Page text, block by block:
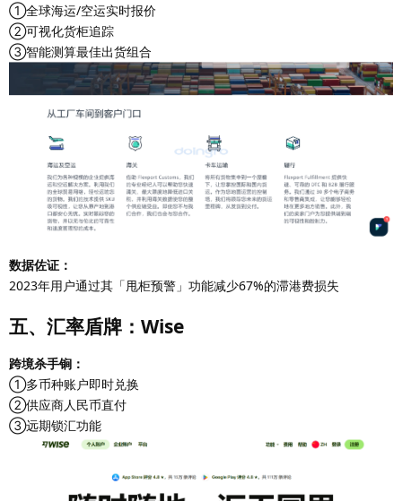
①全球海运/空运实时报价
②可视化货柜追踪
③智能测算最佳出货组合
数据佐证：
2023年用户通过其「甩柜预警」功能减少67%的滞港费损失
五、汇率盾牌：Wise
跨境杀手锏：
①多币种账户即时兑换
②供应商人民币直付
③远期锁汇功能